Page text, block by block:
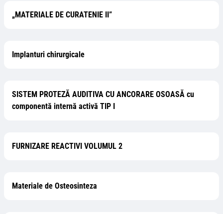
„MATERIALE DE CURATENIE II”
Implanturi chirurgicale
SISTEM PROTEZĂ AUDITIVA CU ANCORARE OSOASĂ cu
componentă internă activă TIP I
FURNIZARE REACTIVI VOLUMUL 2
Materiale de Osteosinteza